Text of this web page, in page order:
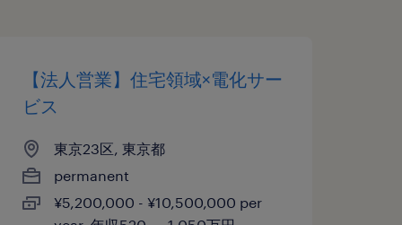
【法人営業】住宅領域×電化サー
ビス
東京23区, 東京都
permanent
¥5,200,000 - ¥10,500,000 per